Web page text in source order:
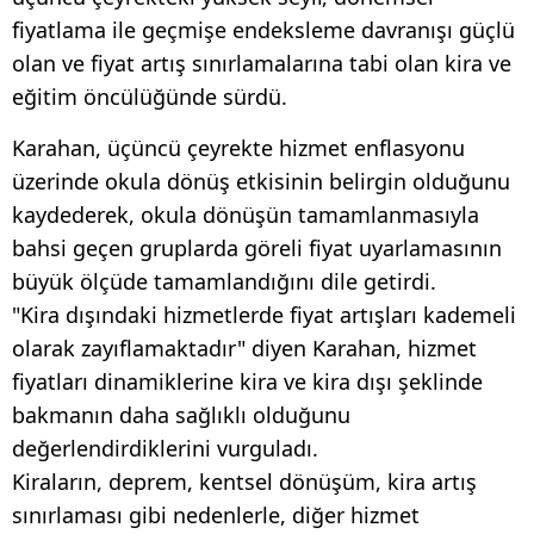
fiyatlama ile geçmişe endeksleme davranışı güçlü
olan ve fiyat artış sınırlamalarına tabi olan kira ve
eğitim öncülüğünde sürdü.
Karahan, üçüncü çeyrekte hizmet enflasyonu
üzerinde okula dönüş etkisinin belirgin olduğunu
kaydederek, okula dönüşün tamamlanmasıyla
bahsi geçen gruplarda göreli fiyat uyarlamasının
büyük ölçüde tamamlandığını dile getirdi.
"Kira dışındaki hizmetlerde fiyat artışları kademeli
olarak zayıflamaktadır" diyen Karahan, hizmet
fiyatları dinamiklerine kira ve kira dışı şeklinde
bakmanın daha sağlıklı olduğunu
değerlendirdiklerini vurguladı.
Kiraların, deprem, kentsel dönüşüm, kira artış
sınırlaması gibi nedenlerle, diğer hizmet